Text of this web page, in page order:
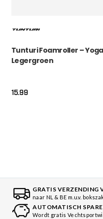
Tunturi Foamroller –
Legergroen
15.99
GRATIS VERZENDING
naar NL & BE m.u.v.
AUTOMATISCH
Wordt gratis